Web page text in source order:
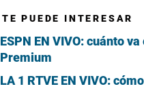
TE PUEDE INTERESAR
ESPN EN VIVO: cuánto
Premium
LA 1 RTVE EN VIVO: